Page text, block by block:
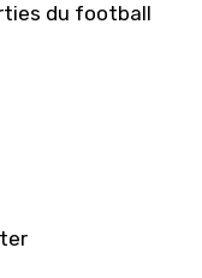
du football